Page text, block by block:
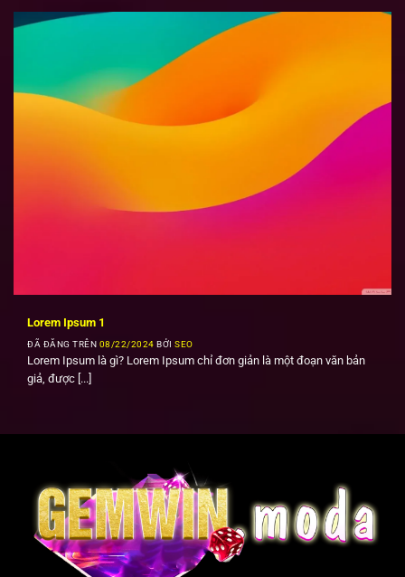
Lorem Ipsum 1
ĐÃ ĐĂNG TRÊN 08/22/2024 BỞISEO
Lorem Ipsum là gì? Lorem Ipsum chỉ đơn giản là một đoạn văn bản
giả, được [...]